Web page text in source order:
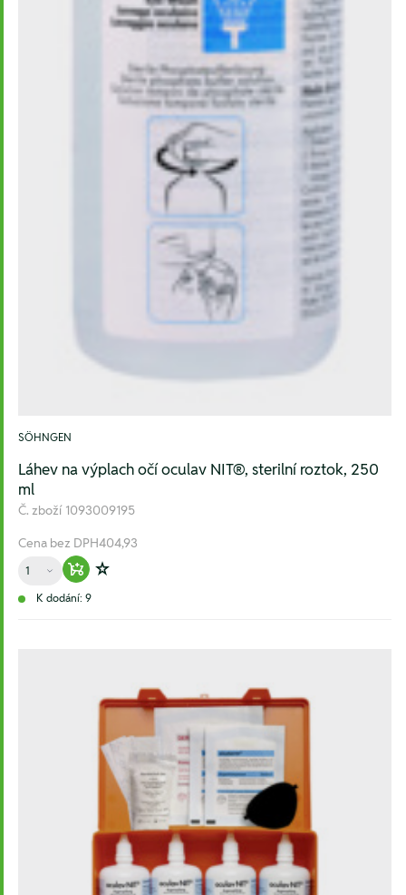
SÖHNGEN
Láhev na výplach očí oculav NIT®, sterilní roztok, 250
ml
Č. zboží 1093009195
Cena bez DPH404,93
Množství
Warenkorb hinzufügen
Zur Wunschliste hinzufügen
K dodání: 9